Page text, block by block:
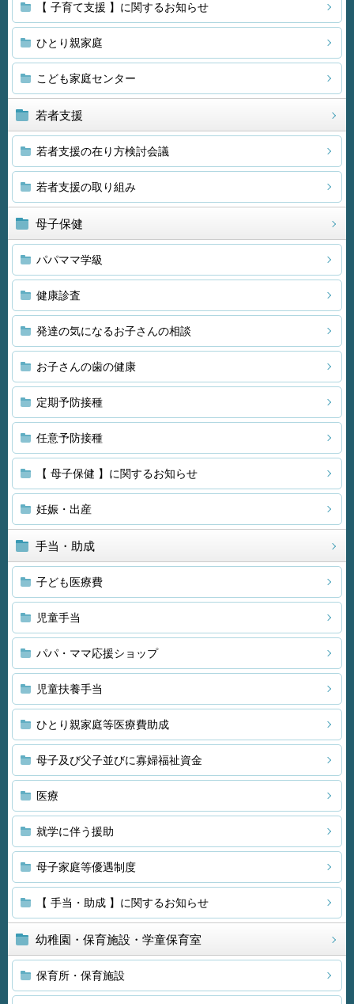
【 子育て支援 】に関するお知らせ
ひとり親家庭
こども家庭センター
若者支援
若者支援の在り方検討会議
若者支援の取り組み
母子保健
パパママ学級
健康診査
発達の気になるお子さんの相談
お子さんの歯の健康
定期予防接種
任意予防接種
【 母子保健 】に関するお知らせ
妊娠・出産
手当・助成
子ども医療費
児童手当
パパ・ママ応援ショップ
児童扶養手当
ひとり親家庭等医療費助成
母子及び父子並びに寡婦福祉資金
医療
就学に伴う援助
母子家庭等優遇制度
【 手当・助成 】に関するお知らせ
幼稚園・保育施設・学童保育室
保育所・保育施設